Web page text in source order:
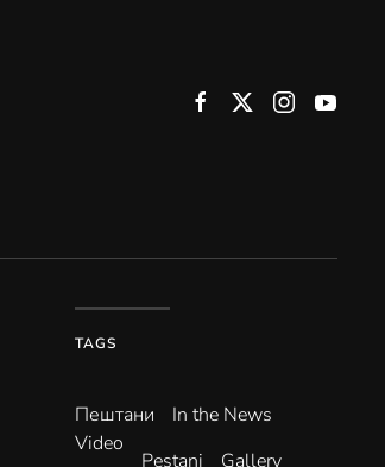
TAGS
Пештани
In the News
Video
Pestani Gallery